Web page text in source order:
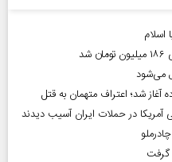
می‌شود
شد؛ اعتراف متهمان به قتل
گرفت